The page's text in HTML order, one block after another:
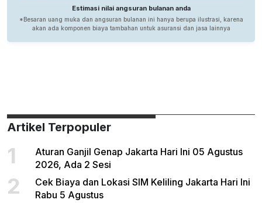
Artikel Terpopuler
1
Aturan Ganjil Genap Jakarta Hari Ini 05 Agustus
2026, Ada 2 Sesi
2
Cek Biaya dan Lokasi SIM Keliling Jakarta Hari Ini
Rabu 5 Agustus